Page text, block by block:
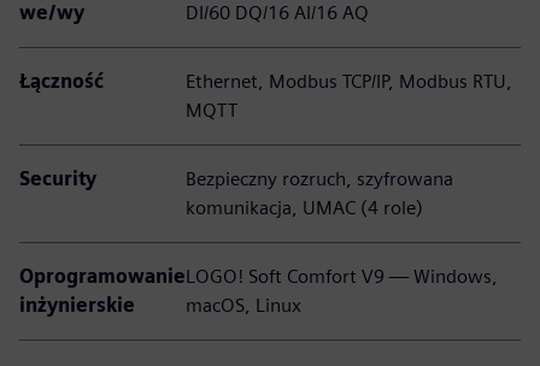
we/wy
DI/60 DQ/16 AI/16 AQ
Łączność
Ethernet, Modbus TCP/IP, Modbus RTU,
MQTT
Security
Bezpieczny rozruch, szyfrowana
komunikacja, UMAC (4 role)
Oprogramowanie
inżynierskie
LOGO! Soft Comfort V9 — Windows,
macOS, Linux